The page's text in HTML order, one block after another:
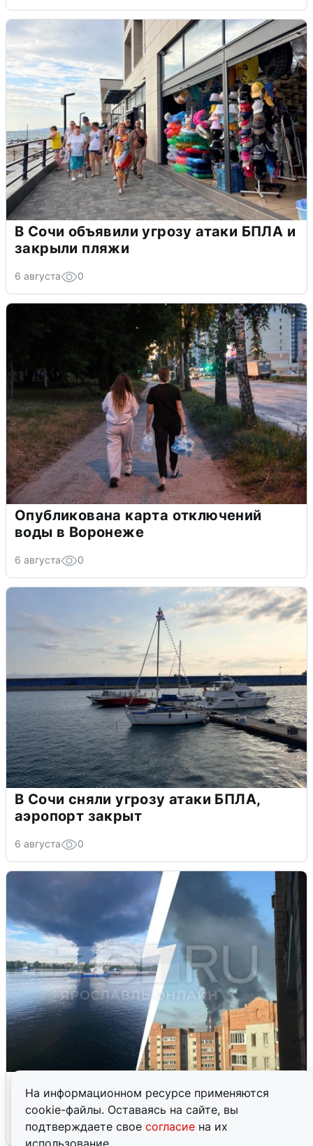
На информационном ресурсе применяются
cookie-файлы. Оставаясь на сайте, вы
подтверждаете свое согласие на их
использование.
В Сочи объявили угрозу атаки БПЛА и
закрыли пляжи
6 августа 0
Опубликована карта отключений
воды в Воронеже
6 августа 0
В Сочи сняли угрозу атаки БПЛА,
аэропорт закрыт
6 августа 0
попадания и последствия
6 августа 0